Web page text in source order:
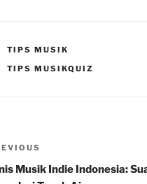
CATEGORIES
TIPS MUSIK
TAGS
TIPS MUSIKQUIZ
Musik Indie Indonesia: